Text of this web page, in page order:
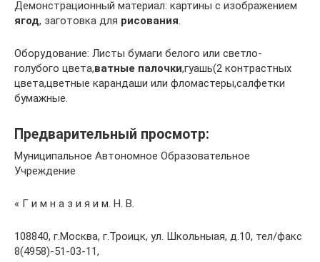
Демонстрационный материал: картины с изображением
ягод, заготовка для рисования.
Оборудование: Листы бумаги белого или светло-
голубого цвета,ватные палочки,гуашь(2 контрастных
цвета,цветные карандаши или фломастеры,салфетки
бумажные.
Предварительный просмотр:
Муниципальное Автономное Образовательное
Учреждение
« Г и м н а з и я и м. Н. В.
108840, г.Москва, г.Троицк, ул. Школьныая, д.10, тел/факс
8(4958)-51-03-11,